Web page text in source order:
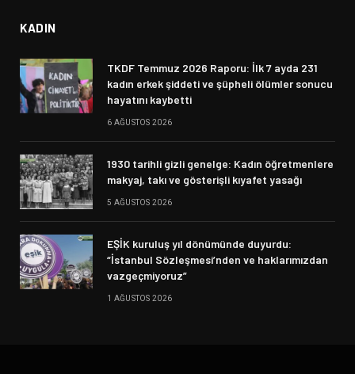
KADIN
TKDF Temmuz 2026 Raporu: İlk 7 ayda 231
kadın erkek şiddeti ve şüpheli ölümler sonucu
hayatını kaybetti
6 AĞUSTOS 2026
1930 tarihli gizli genelge: Kadın öğretmenlere
makyaj, takı ve gösterişli kıyafet yasağı
5 AĞUSTOS 2026
EŞİK kuruluş yıl dönümünde duyurdu:
“İstanbul Sözleşmesi’nden ve haklarımızdan
vazgeçmiyoruz”
1 AĞUSTOS 2026